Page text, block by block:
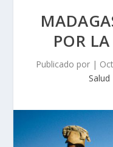
POR
Publicado por |
Salud